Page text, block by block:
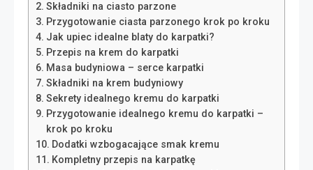
Składniki na ciasto parzone
Przygotowanie ciasta parzonego krok po kroku
Jak upiec idealne blaty do karpatki?
Przepis na krem do karpatki
Masa budyniowa – serce karpatki
Składniki na krem budyniowy
Sekrety idealnego kremu do karpatki
Przygotowanie idealnego kremu do karpatki –
krok po kroku
Dodatki wzbogacające smak kremu
Kompletny przepis na karpatkę